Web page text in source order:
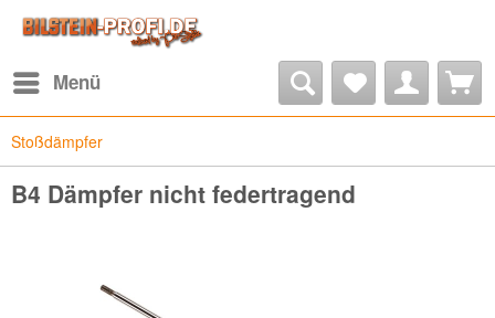
Menü
Stoßdämpfer
B4 Dämpfer nicht federtragend